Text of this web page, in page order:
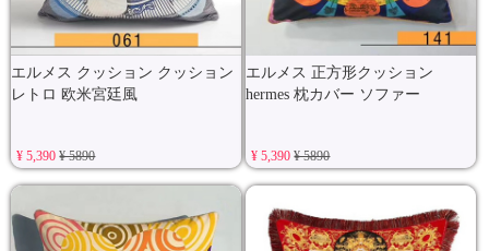
エルメス クッション クッション
レトロ 欧米宮廷風
¥ 5,390¥ 5890
エルメス 正方形クッション
hermes 枕カバー ソファー
¥ 5,390¥ 5890